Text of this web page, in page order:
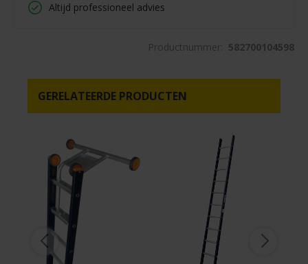
Altijd professioneel advies
Productnummer: 582700104598
GERELATEERDE PRODUCTEN